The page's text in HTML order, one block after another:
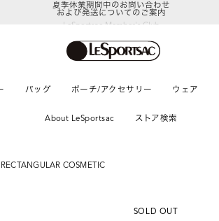
LeSportsac Member's Club
ポイントアップキャンペーン開催中
および発送についてのご案内
バッグ ポーチ/アクセサリー ウェア
About LeSportsac ストア検索
RECTANGULAR COSMETIC
SOLD OUT